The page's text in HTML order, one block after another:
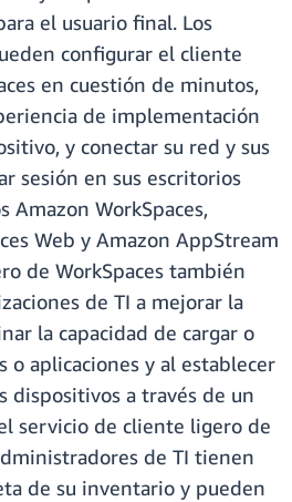
el usuario final. Los
configurar el cliente
en cuestión de minutos,
de implementación
y conectar su red y sus
sesión en sus escritorios
Amazon WorkSpaces,
Web y Amazon AppStream
de WorkSpaces también
de TI a mejorar la
la capacidad de cargar o
o aplicaciones y al establecer
dispositivos a través de un
servicio de cliente ligero de
de TI tienen
de su inventario y pueden